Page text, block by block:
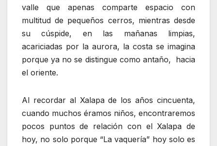
valle que apenas comparte espacio con
multitud de pequeños cerros, mientras desde
su cúspide, en las mañanas limpias,
acariciadas por la aurora, la costa se imagina
porque ya no se distingue como antaño, hacia
el oriente.
Al recordar al Xalapa de los años cincuenta,
cuando muchos éramos niños, encontraremos
pocos puntos de relación con el Xalapa de
hoy, no solo porque “La vaquería” hoy solo es